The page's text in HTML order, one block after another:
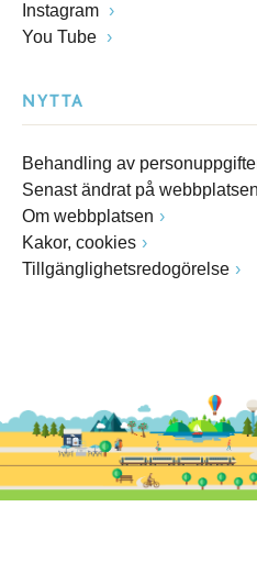
Instagram
You Tube
NYTTA
Behandling av
Senast ändrat på webbplatsen
Om webbplatsen
Kakor, cookies
Tillgänglighetsredogörelse